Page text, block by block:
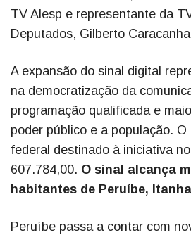
TV Alesp e representante da
Deputados, Gilberto
A expansão do sinal digital
na democratização da
programação qualificada e
poder público e a população.
federal destinado à iniciativa
607.784,00. O sinal alcança
habitantes de Peruíbe,
Peruíbe passa a contar com